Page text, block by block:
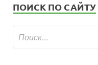
ПОИСК ПО САЙТУ